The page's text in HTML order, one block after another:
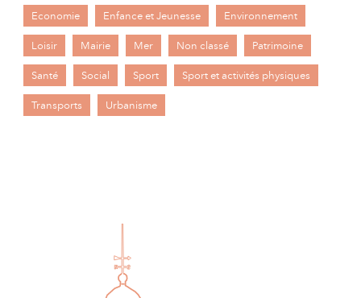
Economie Enfance et Jeunesse Environnement
Loisir Mairie Mer Non classé Patrimoine
Santé Social Sport Sport et activités physiques
Transports Urbanisme